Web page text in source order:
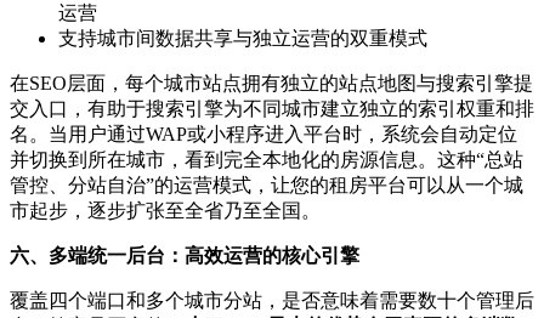
运营
支持城市间数据共享与独立运营的双重模式
在SEO层面，每个城市站点拥有独立的站点地图与搜索引擎提
交入口，有助于搜索引擎为不同城市建立独立的索引权重和排
名。当用户通过WAP或小程序进入平台时，系统会自动定位
并切换到所在城市，看到完全本地化的房源信息。这种“总站
管控、分站自治”的运营模式，让您的租房平台可以从一个城
市起步，逐步扩张至全省乃至全国。
六、多端统一后台：高效运营的核心引擎
覆盖四个端口和多个城市分站，是否意味着需要数十个管理后